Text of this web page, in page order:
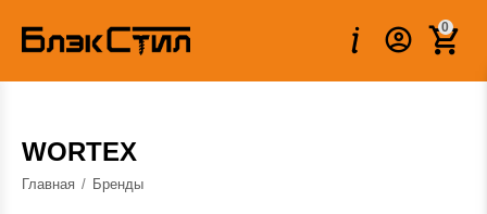
0
WORTEX
Главная / Бренды